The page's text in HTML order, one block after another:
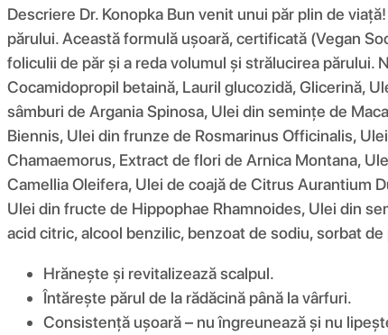
Descriere Dr. Konopka Bun venit unui păr plin de
părului. Această formulă ușoară, certificată (Vegan
foliculii de păr și a reda volumul și strălucirea
Cocamidopropil betaină, Lauril glucozidă, Glicerină,
sâmburi de Argania Spinosa, Ulei din semințe de
Biennis, Ulei din frunze de Rosmarinus Officinalis,
Chamaemorus, Extract de flori de Arnica Montana,
Camellia Oleifera, Ulei de coajă de Citrus Aurantium
Ulei din fructe de Hippophae Rhamnoides, Ulei din
acid citric, alcool benzilic, benzoat de sodiu, sorbat
Hrănește și revitalizează scalpul.
Întărește părul de la rădăcină până la vârfuri.
Consistență ușoară – nu îngreunează și nu